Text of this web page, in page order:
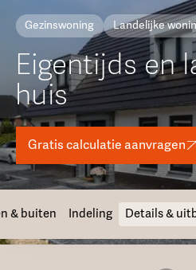
Gezinswoning Landelijke
Eigentijds en
huis
Gratis calculatie aanvragen
& buiten Indeling Details &